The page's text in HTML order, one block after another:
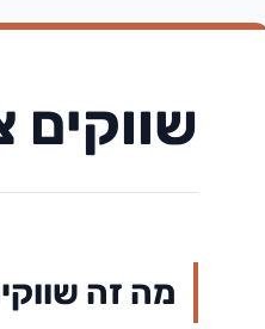
שווקים
מה זה